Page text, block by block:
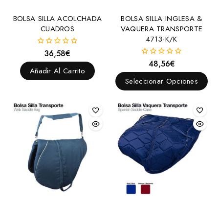
BOLSA SILLA ACOLCHADA
CUADROS
fuera
de
5
36,58€
Añadir Al Carrito
BOLSA SILLA INGLESA &
VAQUERA TRANSPORTE
4713-K/K
fuera
de
5
48,56€
Seleccionar Opciones
Protectores
Vendas
Chambones
Cinchas y Accesorios
Cinchas
Protectores para cincha
Sobrecincha
Tensor para cincha
Collares
Conjuntos